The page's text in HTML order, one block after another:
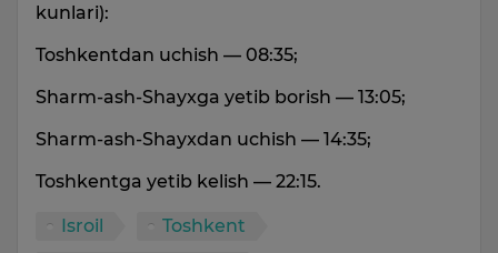
kunlari):
Toshkentdan uchish — 08:35;
Sharm-ash-Shayxga yetib borish — 13:05;
Sharm-ash-Shayxdan uchish — 14:35;
Toshkentga yetib kelish — 22:15.
Isroil
Toshkent